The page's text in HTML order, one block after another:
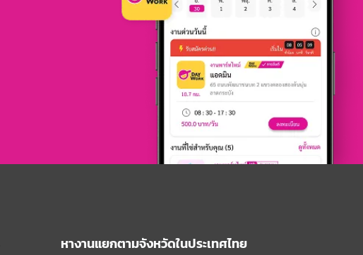
หางานแยกตามจังหวัดในประเทศไทย